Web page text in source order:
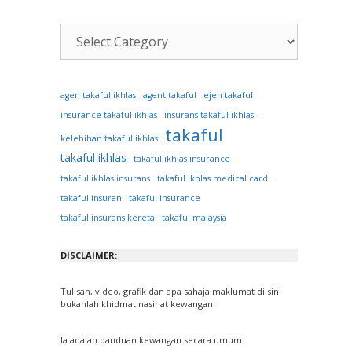
Kategori
Artikel
agen takaful ikhlas agent takaful ejen takaful
insurance takaful ikhlas insurans takaful ikhlas
kelebihan takaful ikhlas takaful
takaful ikhlas
takaful ikhlas insurance
takaful ikhlas insurans
takaful ikhlas medical card
takaful insuran
takaful insurance
takaful insurans kereta
takaful malaysia
DISCLAIMER:
Tulisan, video, grafik dan apa sahaja maklumat di sini
bukanlah khidmat nasihat kewangan.
Ia adalah panduan kewangan secara umum.